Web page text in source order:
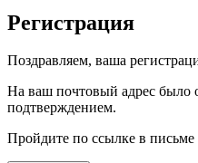
Регистрация
Поздравляем, ваша
На ваш почтовый адрес было
подтверждением.
Пройдите по ссылке в письме